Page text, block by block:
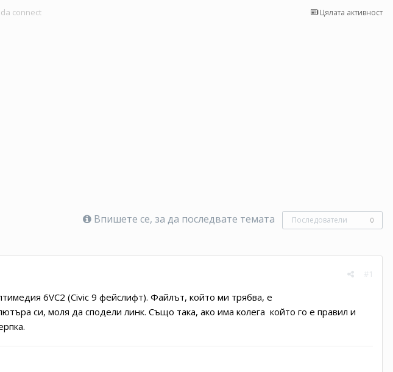
Цялата активност
connect
Впишете се, за да последвате темата Последователи 0
#1
6VC2 (Civic 9 фейслифт). Файлът, който ми трябва, е
си, моля да сподели линк. Също така, ако има колега който го е правил и